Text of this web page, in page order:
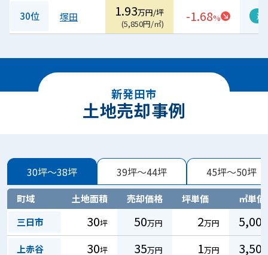
30位 塚田 1.93万円/坪
(5,850円/㎡) -1.68% 過
新発田市
土地売却事例
30坪～38坪 39坪～44坪 45坪～50坪
町域 土地面積 売却価格 坪単価
㎡単価
三日市
30坪 50万円 2万円 5,000
上赤谷 30坪 35万円 1万円 3,500